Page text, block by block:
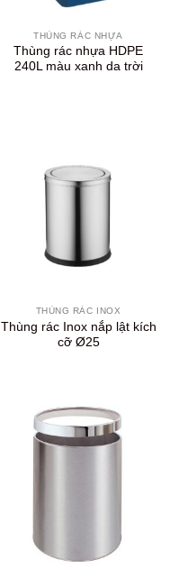
THÙNG RÁC NHỰA
Thùng rác nhựa HDPE
240L màu xanh da trời
THÙNG RÁC INOX
Thùng rác Inox nắp lật kích
cỡ Ø25